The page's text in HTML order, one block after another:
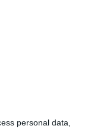
personal data,